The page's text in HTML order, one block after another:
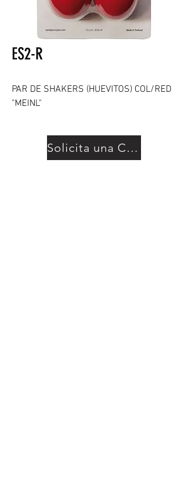
ES2-R
PAR DE SHAKERS (HUEVITOS) COL/RED
"MEINL"
Solicita una Cotización